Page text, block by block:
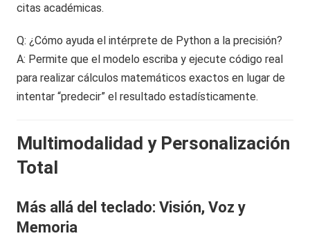
citas académicas.
Q: ¿Cómo ayuda el intérprete de Python a la precisión?
A: Permite que el modelo escriba y ejecute código real
para realizar cálculos matemáticos exactos en lugar de
intentar “predecir” el resultado estadísticamente.
Multimodalidad y Personalización
Total
Más allá del teclado: Visión, Voz y
Memoria